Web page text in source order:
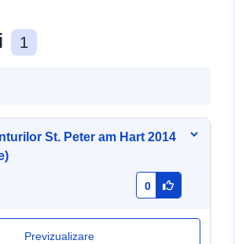
1
St. Peter am Hart 2014
0
Previzualizare